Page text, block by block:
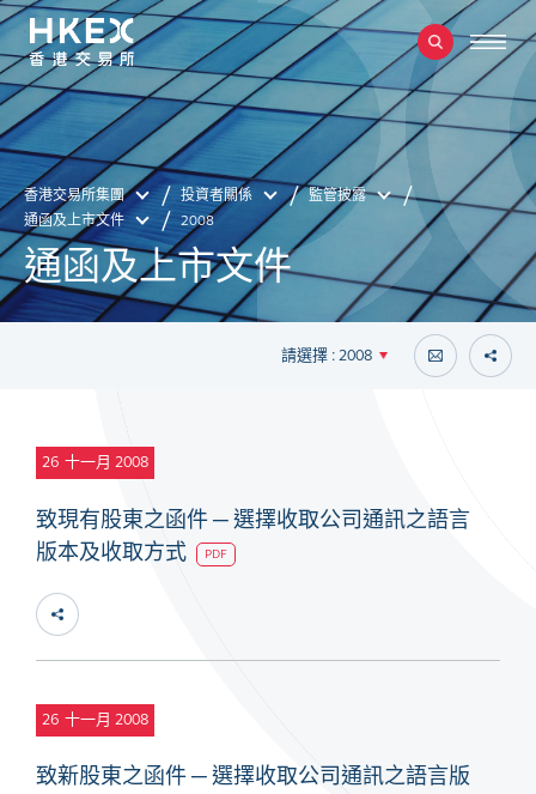
香港交易所集團 投資者關係
監管披露
通函及上市文件
2008
通函及上市文件
請選擇 : 2008
26 十一月 2008
致現有股東之函件 ─ 選擇收取公司通訊之語言
版本及收取方式
PDF
26 十一月 2008
致新股東之函件 ─ 選擇收取公司通訊之語言版